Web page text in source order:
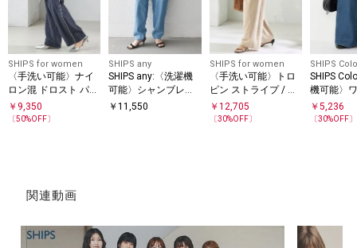
SHIPS for women
〈手洗い可能〉ナイ
ロン混 ドロスト パン
ツ
￥ 9,350
〔50%OFF〕
SHIPS any
SHIPS any:〈洗濯機
可能〉シャンブレー
デニム ポケット テー
￥11,550
SHIPS for women
〈手洗い可能〉トロ
ピン ストライプ / 無
地 ウエスト ギャザー
パンツ
￥ 12,705
〔30%OFF〕
SHIPS
SHIPS
機可能〉
ム◇
￥5,236
〔30%OFF〕
関連動画